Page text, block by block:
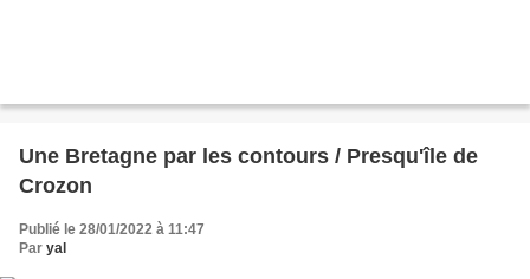
Une Bretagne par les contours / Presqu'île de
Crozon
Publié le 28/01/2022 à 11:47
Par yal